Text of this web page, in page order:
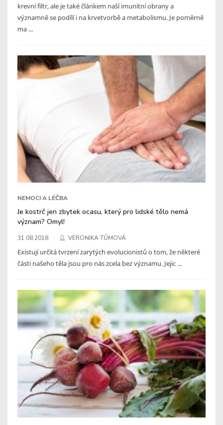
krevní filtr, ale je také článkem naší imunitní obrany a
významně se podílí i na krvetvorbě a metabolismu. Je poměrně
ma ...
NEMOCI A LÉČBA
Je kostrč jen zbytek ocasu, který pro lidské tělo nemá
význam? Omyl!
31.08.2018 VERONIKA TŮMOVÁ
Existují určitá tvrzení zarytých evolucionistů o tom, že některé
části našeho těla jsou pro nás zcela bez významu. Jejic ...